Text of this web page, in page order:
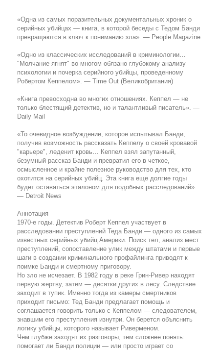
«Одна из самых поразительных документальных хроник о
серийных убийцах — книга, в которой беседы с Тедом Банди
превращаются в ключ к пониманию зла». — People Magazine
«Одно из классических исследований в криминологии…
"Молчание ягнят" во многом обязано глубокому анализу
психологии и почерка серийного убийцы, проведенному
Робертом Кеппелом». — Time Out (Великобритания)
«Книга превосходна во многих отношениях. Кеппел — не
только блестящий детектив, но и талантливый писатель». —
Daily Mail
«То очевидное возбуждение, которое испытывал Банди,
получив возможность рассказать Кеппелу о своей кровавой
"карьере", леденит кровь… Кеппел взял запутанный,
безумный рассказ Банди и превратил его в четкое,
осмысленное и крайне полезное руководство для тех, кто
охотится на серийных убийц. Эта книга еще долгие годы
будет оставаться эталоном для подобных расследований».
— Detroit News
Аннотация
1970-е годы. Детектив Роберт Кеппел участвует в
расследовании преступлений Теда Банди — одного из самых
известных серийных убийц Америки. Поиск тел, анализ мест
преступлений, сопоставление улик между штатами и первые
шаги в создании криминального профайлинга приводят к
поимке Банди и смертному приговору.
Но зло не исчезает. В 1982 году в реке Грин-Ривер находят
первую жертву, затем — десятки других в лесу. Следствие
заходит в тупик. Именно тогда из камеры смертников
приходит письмо: Тед Банди предлагает помощь и
соглашается говорить только с Кеппелом — следователем,
знавшим его преступления изнутри. Он берется объяснить
логику убийцы, которого называет Риверменом.
Чем глубже заходят их разговоры, тем сложнее понять:
помогает ли Банди полиции — или просто играет со